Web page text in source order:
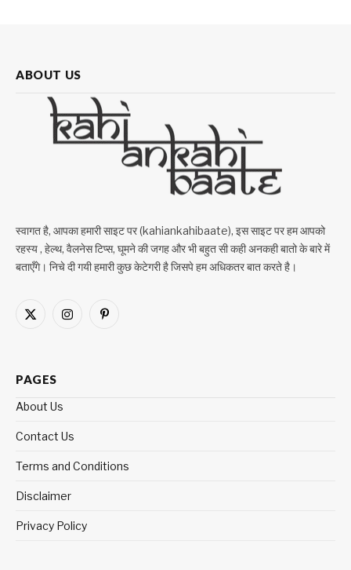
ABOUT US
स्वागत है, आपका हमारी साइट पर (kahiankahibaate), इस साइट पर हम आपको
रहस्य , हेल्थ, वैलनेस टिप्स, घूमने की जगह और भी बहुत सी कही अनकही बातो के बारे में
बताएँगे। निचे दी गयी हमारी कुछ केटेगरी है जिसपे हम अधिकतर बात करते है।
X
InstagramPinterest
PAGES
About Us
Contact Us
Terms and Conditions
Disclaimer
Privacy Policy